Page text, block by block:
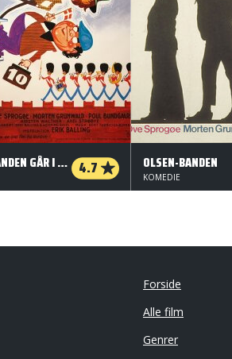
OLSEN-BANDEN GÅR I KRIG 4.7 OLSEN-BANDEN
KOMEDIE
Forside
Alle film
Genrer